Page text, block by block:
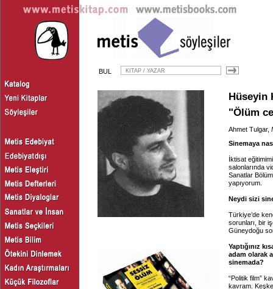
BUL
Hüseyin
"Ölüm
Ahmet Tulgar,
Sinemaya
İktisat
salonlarında
Sanatlar
yapıyorum.
Neydi sizi
Türkiye’de
sorunları, bir
Güneydoğu
Yaptığınız
adam olarak
sinemada?
“Politik film”
kavram.